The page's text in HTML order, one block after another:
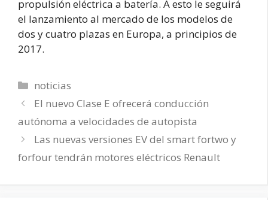
propulsión eléctrica a batería. A esto le seguirá
el lanzamiento al mercado de los modelos de
dos y cuatro plazas en Europa, a principios de
2017.
Categorías
noticias
El nuevo Clase E ofrecerá conducción
autónoma a velocidades de autopista
Las nuevas versiones EV del smart fortwo y
forfour tendrán motores eléctricos Renault